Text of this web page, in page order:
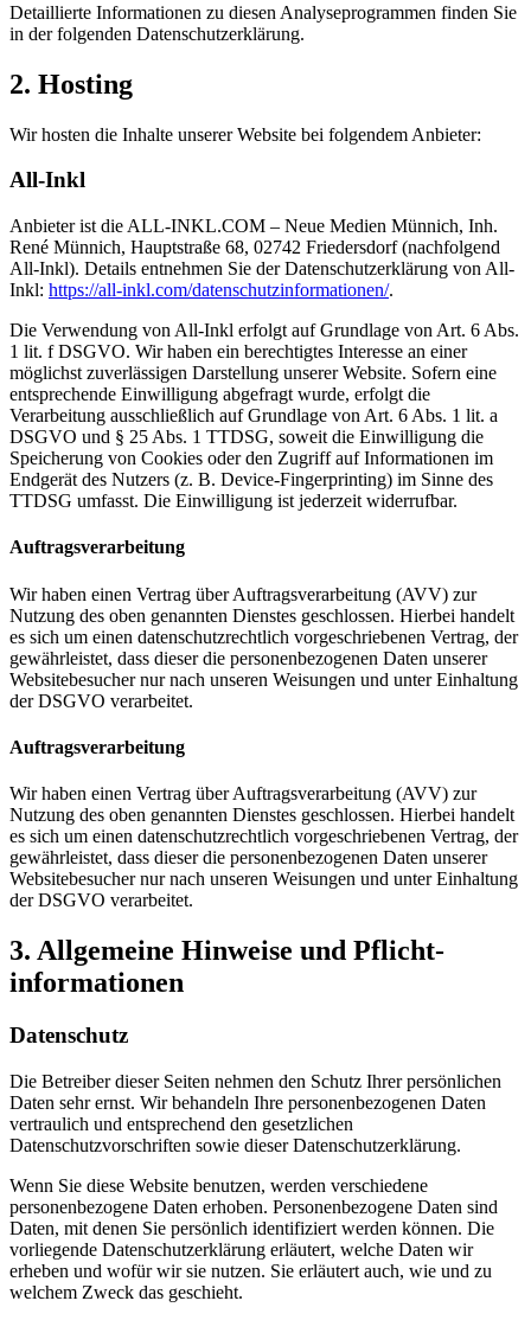
Detaillierte Informationen zu diesen Analyseprogrammen finden Sie
in der folgenden Datenschutzerklärung.
2. Hosting
Wir hosten die Inhalte unserer Website bei folgendem Anbieter:
All-Inkl
Anbieter ist die ALL-INKL.COM – Neue Medien Münnich, Inh.
René Münnich, Hauptstraße 68, 02742 Friedersdorf (nachfolgend
All-Inkl). Details entnehmen Sie der Datenschutzerklärung von All-
Inkl: https://all-inkl.com/datenschutzinformationen/.
Die Verwendung von All-Inkl erfolgt auf Grundlage von Art. 6 Abs.
1 lit. f DSGVO. Wir haben ein berechtigtes Interesse an einer
möglichst zuverlässigen Darstellung unserer Website. Sofern eine
entsprechende Einwilligung abgefragt wurde, erfolgt die
Verarbeitung ausschließlich auf Grundlage von Art. 6 Abs. 1 lit. a
DSGVO und § 25 Abs. 1 TTDSG, soweit die Einwilligung die
Speicherung von Cookies oder den Zugriff auf Informationen im
Endgerät des Nutzers (z. B. Device-Fingerprinting) im Sinne des
TTDSG umfasst. Die Einwilligung ist jederzeit widerrufbar.
Auftragsverarbeitung
Wir haben einen Vertrag über Auftragsverarbeitung (AVV) zur
Nutzung des oben genannten Dienstes geschlossen. Hierbei handelt
es sich um einen datenschutzrechtlich vorgeschriebenen Vertrag, der
gewährleistet, dass dieser die personenbezogenen Daten unserer
Websitebesucher nur nach unseren Weisungen und unter Einhaltung
der DSGVO verarbeitet.
Auftragsverarbeitung
Wir haben einen Vertrag über Auftragsverarbeitung (AVV) zur
Nutzung des oben genannten Dienstes geschlossen. Hierbei handelt
es sich um einen datenschutzrechtlich vorgeschriebenen Vertrag, der
gewährleistet, dass dieser die personenbezogenen Daten unserer
Websitebesucher nur nach unseren Weisungen und unter Einhaltung
der DSGVO verarbeitet.
3. Allgemeine Hinweise und Pflicht­
informationen
Datenschutz
Die Betreiber dieser Seiten nehmen den Schutz Ihrer persönlichen
Daten sehr ernst. Wir behandeln Ihre personenbezogenen Daten
vertraulich und entsprechend den gesetzlichen
Datenschutzvorschriften sowie dieser Datenschutzerklärung.
Wenn Sie diese Website benutzen, werden verschiedene
personenbezogene Daten erhoben. Personenbezogene Daten sind
Daten, mit denen Sie persönlich identifiziert werden können. Die
vorliegende Datenschutzerklärung erläutert, welche Daten wir
erheben und wofür wir sie nutzen. Sie erläutert auch, wie und zu
welchem Zweck das geschieht.